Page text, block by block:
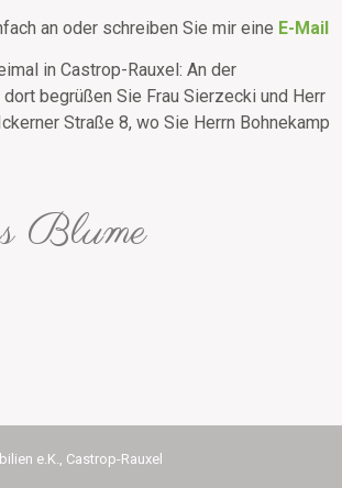
an oder schreiben Sie mir eine E-Mail
in Castrop-Rauxel: An der
begrüßen Sie Frau Sierzecki und Herr
Straße 8, wo Sie Herrn Bohnekamp
Blume
e.K., Castrop-Rauxel